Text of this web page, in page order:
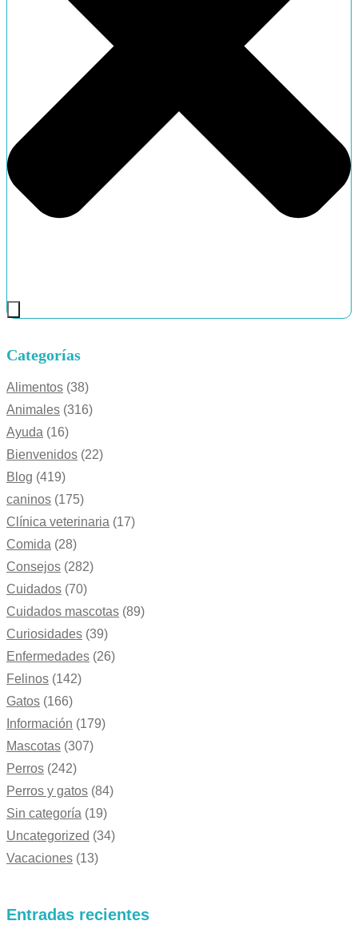
Categorías
Alimentos (38)
Animales (316)
Ayuda (16)
Bienvenidos (22)
Blog (419)
caninos (175)
Clínica veterinaria (17)
Comida (28)
Consejos (282)
Cuidados (70)
Cuidados mascotas (89)
Curiosidades (39)
Enfermedades (26)
Felinos (142)
Gatos (166)
Información (179)
Mascotas (307)
Perros (242)
Perros y gatos (84)
Sin categoría (19)
Uncategorized (34)
Vacaciones (13)
Entradas recientes